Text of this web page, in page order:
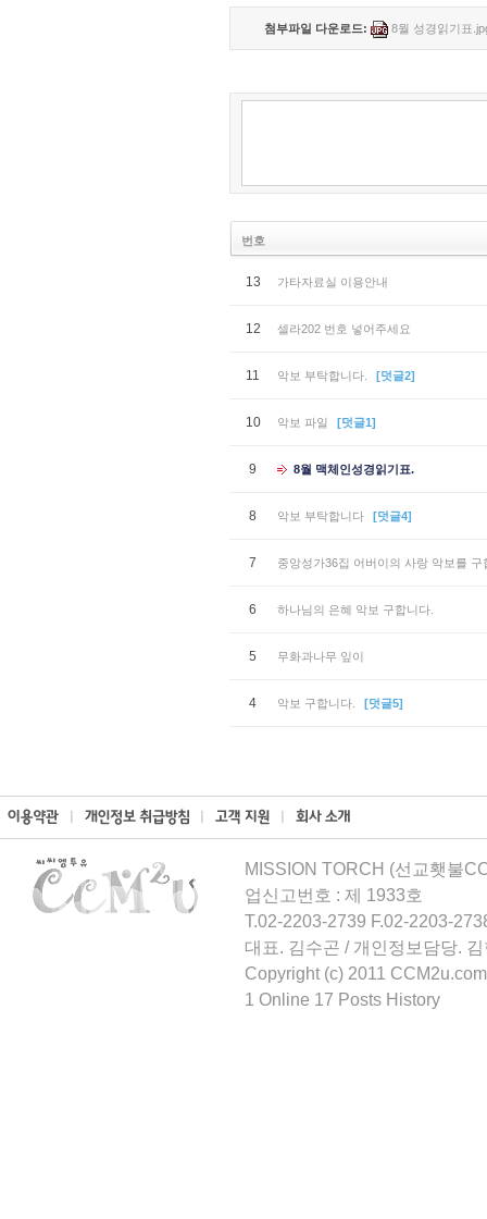
첨부파일 다운로드: 8월 성경읽기표
번호
13 가타자료실 이용안내
12 셀라202 번호 넣어주세요
11 악보 부탁합니다. [덧글2]
10 악보 파일 [덧글1]
9 8월 맥체인성경읽기표.
8 악보 부탁합니다 [덧글4]
7 중앙성가36집 어버이의 사랑 악보를 구
6 하나님의 은혜 악보 구합니다.
5 무화과나무 잎이
4 악보 구합니다. [덧글5]
MISSION TORCH (선교횃불
업신고번호 : 제 1933호
T.02-2203-2739 F.02-2203-
대표. 김수곤 / 개인정보담당.
Copyright (c) 2011
1 Online 17 Posts History